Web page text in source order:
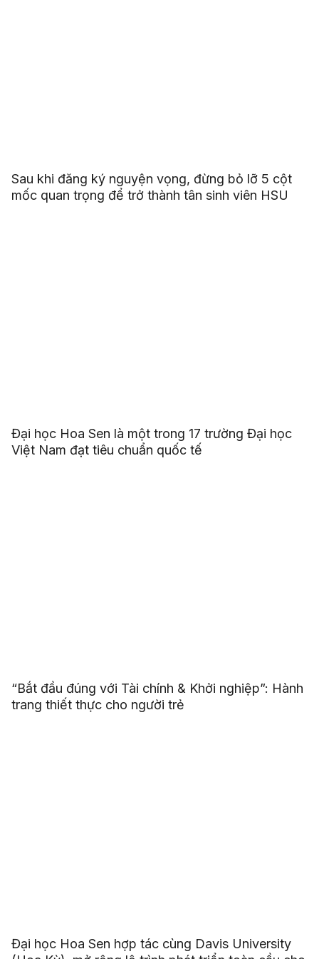
Sau khi đăng ký nguyện vọng, đừng bỏ lỡ 5 cột
mốc quan trọng để trở thành tân sinh viên HSU
Đại học Hoa Sen là một trong 17 trường Đại học
Việt Nam đạt tiêu chuẩn quốc tế
“Bắt đầu đúng với Tài chính & Khởi nghiệp”: Hành
trang thiết thực cho người trẻ
Đại học Hoa Sen hợp tác cùng Davis University